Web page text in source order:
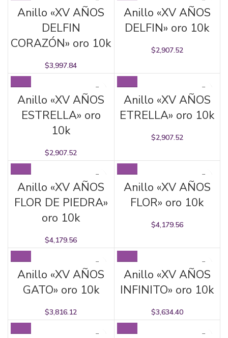
Anillo «XV AÑOS
DELFIN
CORAZÓN» oro 10k
$3,997.84
Anillo «XV AÑOS
DELFIN» oro 10k
$2,907.52
Anillo «XV AÑOS
ESTRELLA» oro
10k
$2,907.52
Anillo «XV AÑOS
ETRELLA» oro 10k
$2,907.52
Anillo «XV AÑOS
FLOR DE PIEDRA»
oro 10k
$4,179.56
Anillo «XV AÑOS
FLOR» oro 10k
$4,179.56
Anillo «XV AÑOS
GATO» oro 10k
$3,816.12
Anillo «XV AÑOS
INFINITO» oro 10k
$3,634.40